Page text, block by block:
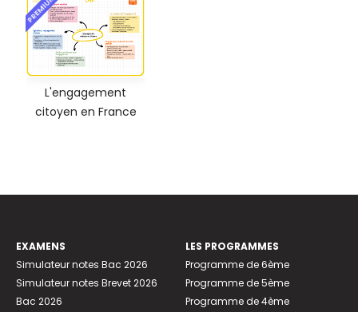
PREMIUM
L'engagement
citoyen en France
EXAMENS
Simulateur notes Bac 2026
Simulateur notes Brevet 2026
Bac 2026
LES PROGRAMMES
Programme de 6ème
Programme de 5ème
Programme de 4ème